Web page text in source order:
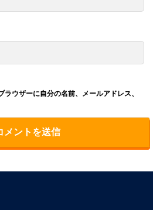
ウザーに自分の名前、メールアドレス、